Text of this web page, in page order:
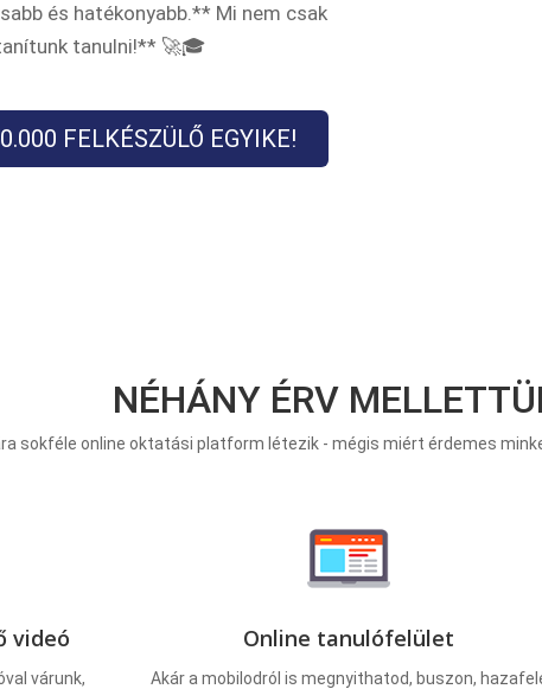
és hatékonyabb.** Mi nem csak
tanulni!** 🚀🎓
FELKÉSZÜLŐ EGYIKE!
NÉHÁNY ÉRV
sokféle online oktatási platform létezik - mégis miért érdemes
videó
várunk,
Online tanulófelület
Akár a mobilodról is megnyithatod, buszon,